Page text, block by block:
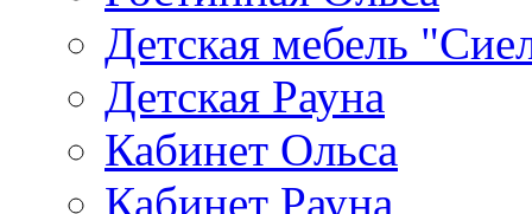
Детская мебель
Детская Рауна
Кабинет Ольса
Кабинет Рауна